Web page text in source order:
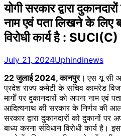
योगी सरकार द्वारा
नाम एवं पता लिखने के लिए
विरोधी कार्य है : SUCI(C)
July 21, 2024Uphindinews
22 जुलाई 2024, कानपुर।एस यू सी
प्रदेश राज्य कमेटी के सचिव कामरेड
मार्गों पर दुकानदारों को अपना नाम एवं
आदित्यनाथ की सरकार के निर्णय की
सरकार द्वारा दुकानदारों को दुकानों
बाध्य करना संविधान विरोधी कार्य है।